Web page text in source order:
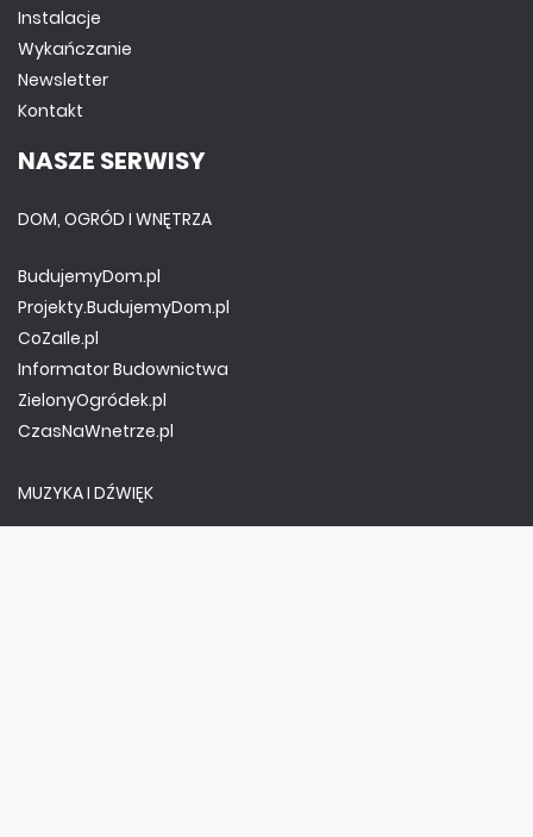
Instalacje
Wykańczanie
Newsletter
Kontakt
NASZE SERWISY
DOM, OGRÓD I WNĘTRZA
BudujemyDom.pl
Projekty.BudujemyDom.pl
CoZaIle.pl
Informator Budownictwa
ZielonyOgródek.pl
CzasNaWnetrze.pl
MUZYKA I DŹWIĘK